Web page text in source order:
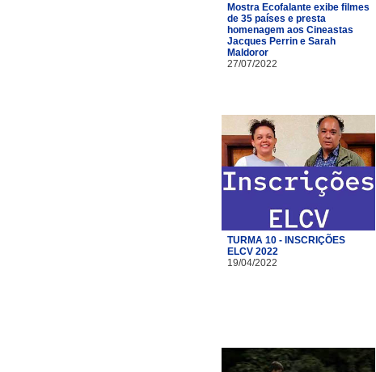
Mostra Ecofalante exibe filmes
de 35 países e presta
homenagem aos Cineastas
Jacques Perrin e Sarah
Maldoror
27/07/2022
TURMA 10 - INSCRIÇÕES
ELCV 2022
19/04/2022